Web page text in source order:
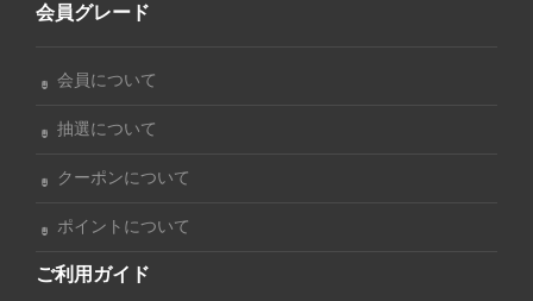
会員グレード
会員について
抽選について
クーポンについて
ポイントについて
ご利用ガイド